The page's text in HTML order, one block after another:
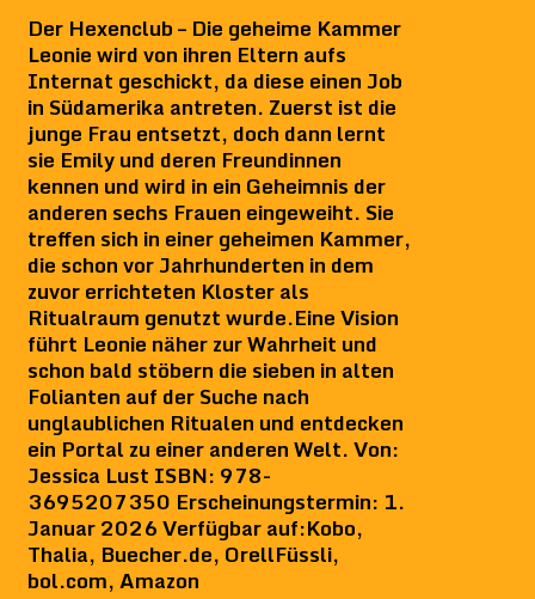
Der Hexenclub – Die geheime Kammer
Leonie wird von ihren Eltern aufs
Internat geschickt, da diese einen Job
in Südamerika antreten. Zuerst ist die
junge Frau entsetzt, doch dann lernt
sie Emily und deren Freundinnen
kennen und wird in ein Geheimnis der
anderen sechs Frauen eingeweiht. Sie
treffen sich in einer geheimen Kammer,
die schon vor Jahrhunderten in dem
zuvor errichteten Kloster als
Ritualraum genutzt wurde.Eine Vision
führt Leonie näher zur Wahrheit und
schon bald stöbern die sieben in alten
Folianten auf der Suche nach
unglaublichen Ritualen und entdecken
ein Portal zu einer anderen Welt. Von:
Jessica Lust ISBN: 978-
3695207350 Erscheinungstermin: 1.
Januar 2026 Verfügbar auf:Kobo,
Thalia, Buecher.de, OrellFüssli,
bol.com, Amazon